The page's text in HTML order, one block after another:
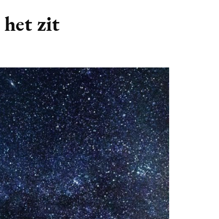
(BULLET) JOURNALLING
DUURZAAMHEID
WILDPLUKKEN
INTERVIEWS
NIEUWS
SAMENWERKEN
CONTACT
het zit